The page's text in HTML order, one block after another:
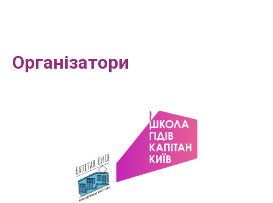
Організатори